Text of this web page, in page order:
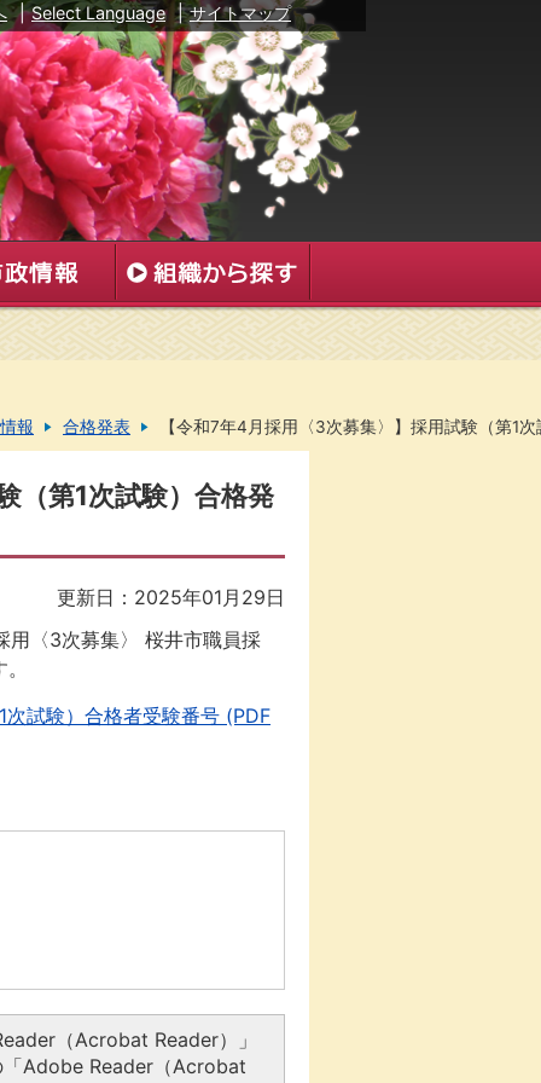
| Select Language | サイトマップ
報 合格発表 【令和7年4月採用〈3次募集〉】採用試験（第1
（第1次試験）合格発
更新日：2025年01月29日
用〈3次募集〉 桜井市職員採
。
次試験）合格者受験番号 (PDF
（Acrobat Reader）」
「Adobe Reader（Acrobat